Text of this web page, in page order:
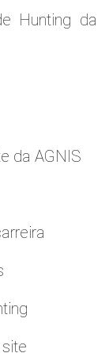
Hunting da
da AGNIS